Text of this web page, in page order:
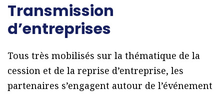
Transmission
d’entreprises
Tous très mobilisés sur la thématique de la
cession et de la reprise d’entreprise, les
partenaires s’engagent autour de l’événement